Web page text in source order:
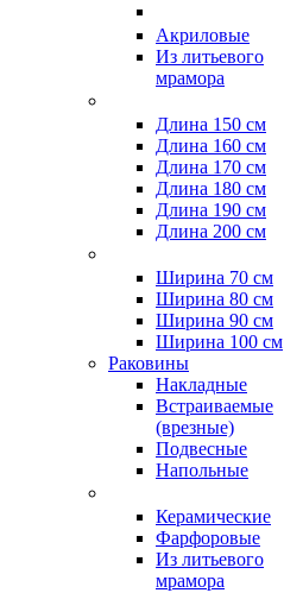
Акриловые
Из литьевого
мрамора
Длина 150 см
Длина 160 см
Длина 170 см
Длина 180 см
Длина 190 см
Длина 200 см
Ширина 70 см
Ширина 80 см
Ширина 90 см
Ширина 100 см
Раковины
Накладные
Встраиваемые
(врезные)
Подвесные
Напольные
Керамические
Фарфоровые
Из литьевого
мрамора